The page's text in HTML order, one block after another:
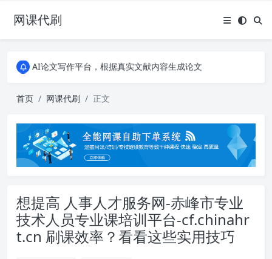
网课代刷
AI论文写作平台，根据真实文献内容生成论文
全能网课平台，大学生网课、成教、培训、继续教育。现已接入代刷代考项目3000+
全能网课平台，大学生网课、成教、培训、继续教育。现已接入代刷代考项目3000+
首页 网课代刷 正文
想提高 人事人才服务网-赤峰市专业
技术人员专业课培训平台-cf.chinahr
t.cn 刷课效率？看看这些实用技巧